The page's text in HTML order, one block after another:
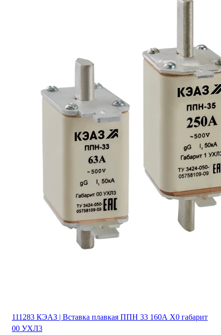
111283 КЭАЗ | Вставка плавкая ППН 33 160А X0 габарит
00 УХЛ3